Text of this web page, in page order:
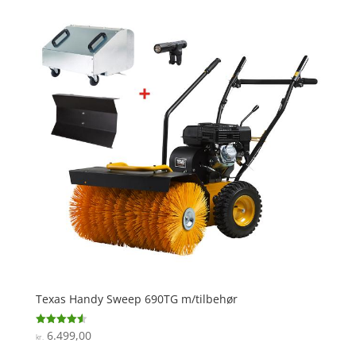
Texas Handy Sweep 690TG m/tilbehør
Vurderet
4.6
kr. 6.499,00